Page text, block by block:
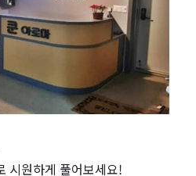
시원하게 풀어보세요!